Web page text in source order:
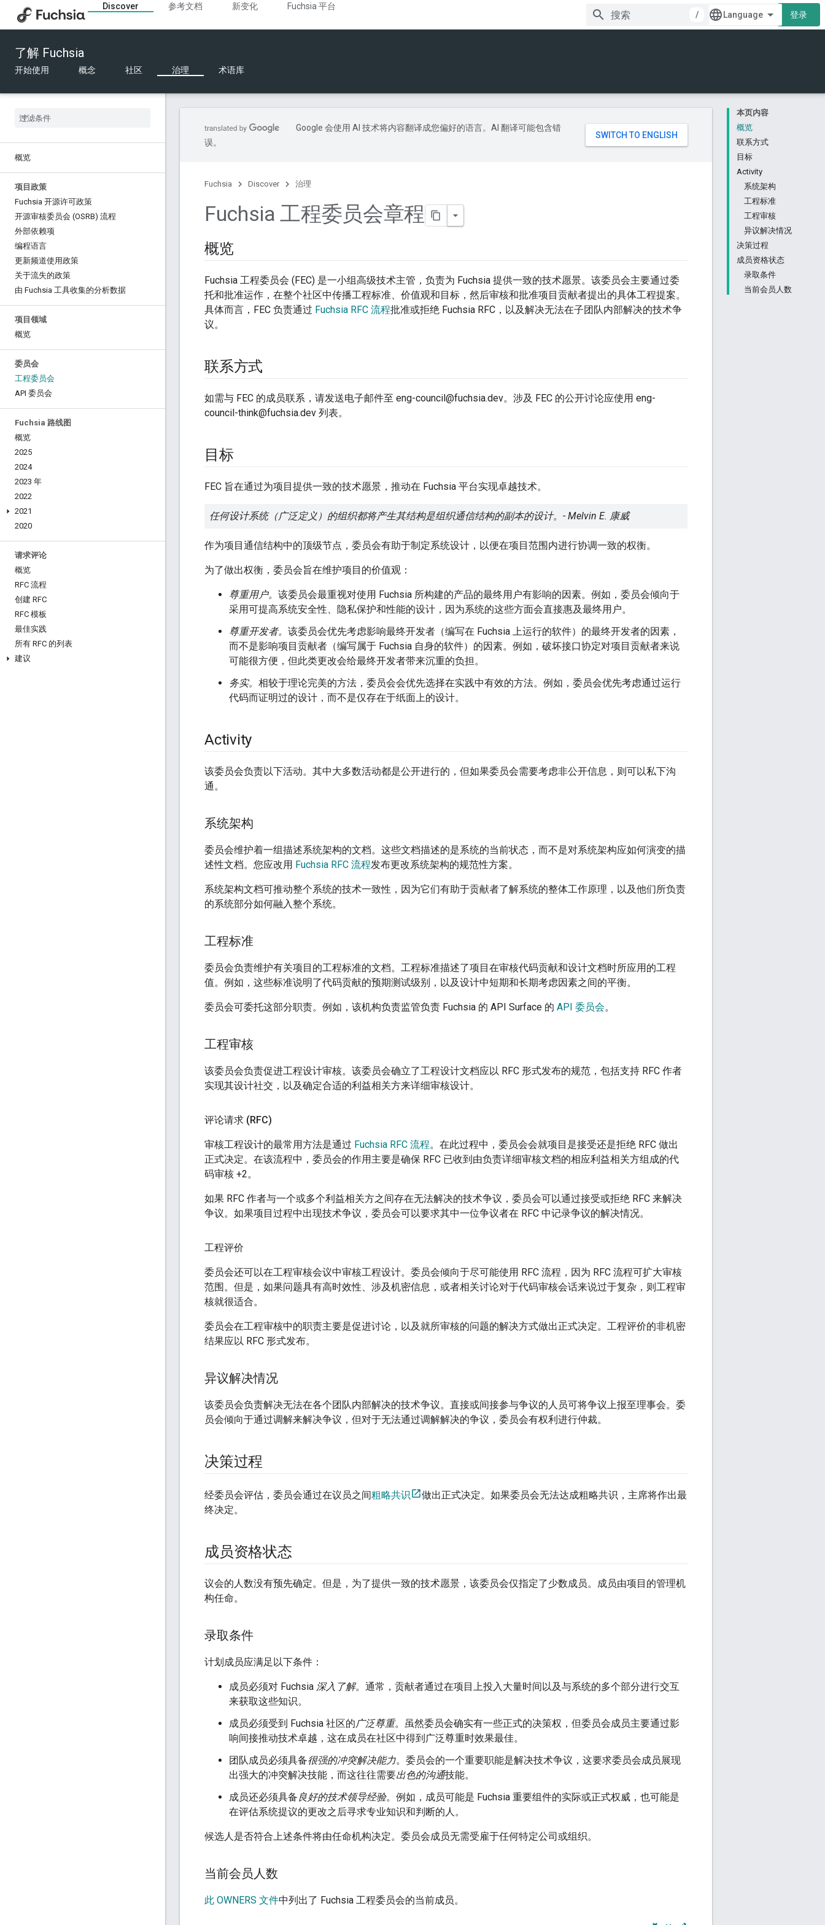
Discover 参考文档 新变化
Fuchsia 平台
/
登录
了解 Fuchsia
开始使用 概念 社区 治理 术语库
概览
项目政策
Fuchsia 开源许可政策
开源审核委员会 (OSRB) 流程
外部依赖项
编程语言
更新频道使用政策
关于流失的政策
由 Fuchsia 工具收集的分析数据
项目领域
概览
委员会
工程委员会
API 委员会
Fuchsia 路线图
概览
2025
2024
2023 年
2022
2021
2020
请求评论
概览
RFC 流程
创建 RFC
RFC 模板
最佳实践
所有 RFC 的列表
建议
本页内容
概览
联系方式
目标
Activity
系统架构
工程标准
工程审核
异议解决情况
决策过程
成员资格状态
录取条件
当前会员人数
Google 会使用 AI 技术将内容翻译成您偏好的语言。AI 翻译可能包含错
误。
Fuchsia Discover 治理
Fuchsia 工程委员会章程
概览
Fuchsia 工程委员会 (FEC) 是一小组高级技术主管，负责为 Fuchsia 提供一致的技术愿景。该委员会主要通过委
托和批准运作，在整个社区中传播工程标准、价值观和目标，然后审核和批准项目贡献者提出的具体工程提案。
具体而言，FEC 负责通过 Fuchsia RFC 流程批准或拒绝 Fuchsia RFC，以及解决无法在子团队内部解决的技术争
议。
联系方式
如需与 FEC 的成员联系，请发送电子邮件至 eng-council@fuchsia.dev。涉及 FEC 的公开讨论应使用 eng-
council-think@fuchsia.dev 列表。
目标
FEC 旨在通过为项目提供一致的技术愿景，推动在 Fuchsia 平台实现卓越技术。
任何设计系统（广泛定义）的组织都将产生其结构是组织通信结构的副本的设计。- Melvin E. 康威
作为项目通信结构中的顶级节点，委员会有助于制定系统设计，以便在项目范围内进行协调一致的权衡。
为了做出权衡，委员会旨在维护项目的价值观：
尊重用户。 该委员会最重视对使用 Fuchsia 所构建的产品的最终用户有影响的因素。例如，委员会倾向于
采用可提高系统安全性、隐私保护和性能的设计，因为系统的这些方面会直接惠及最终用户。
尊重开发者。 该委员会优先考虑影响最终开发者（编写在 Fuchsia 上运行的软件）的最终开发者的因素，
而不是影响项目贡献者（编写属于 Fuchsia 自身的软件）的因素。例如，破坏接口协定对项目贡献者来说
可能很方便，但此类更改会给最终开发者带来沉重的负担。
务实。 相较于理论完美的方法，委员会会优先选择在实践中有效的方法。例如，委员会优先考虑通过运行
代码而证明过的设计，而不是仅存在于纸面上的设计。
Activity
该委员会负责以下活动。其中大多数活动都是公开进行的，但如果委员会需要考虑非公开信息，则可以私下沟
通。
系统架构
委员会维护着一组描述系统架构的文档。这些文档描述的是系统的当前状态，而不是对系统架构应如何演变的描
述性文档。您应改用 Fuchsia RFC 流程发布更改系统架构的规范性方案。
系统架构文档可推动整个系统的技术一致性，因为它们有助于贡献者了解系统的整体工作原理，以及他们所负责
的系统部分如何融入整个系统。
工程标准
委员会负责维护有关项目的工程标准的文档。工程标准描述了项目在审核代码贡献和设计文档时所应用的工程
值。例如，这些标准说明了代码贡献的预期测试级别，以及设计中短期和长期考虑因素之间的平衡。
委员会可委托这部分职责。例如，该机构负责监管负责 Fuchsia 的 API Surface 的 API 委员会。
工程审核
该委员会负责促进工程设计审核。该委员会确立了工程设计文档应以 RFC 形式发布的规范，包括支持 RFC 作者
实现其设计社交，以及确定合适的利益相关方来详细审核设计。
评论请求 (RFC)
审核工程设计的最常用方法是通过 Fuchsia RFC 流程。在此过程中，委员会会就项目是接受还是拒绝 RFC 做出
正式决定。在该流程中，委员会的作用主要是确保 RFC 已收到由负责详细审核文档的相应利益相关方组成的代
码审核 +2。
如果 RFC 作者与一个或多个利益相关方之间存在无法解决的技术争议，委员会可以通过接受或拒绝 RFC 来解决
争议。如果项目过程中出现技术争议，委员会可以要求其中一位争议者在 RFC 中记录争议的解决情况。
工程评价
委员会还可以在工程审核会议中审核工程设计。委员会倾向于尽可能使用 RFC 流程，因为 RFC 流程可扩大审核
范围。但是，如果问题具有高时效性、涉及机密信息，或者相关讨论对于代码审核会话来说过于复杂，则工程审
核就很适合。
委员会在工程审核中的职责主要是促进讨论，以及就所审核的问题的解决方式做出正式决定。工程评价的非机密
结果应以 RFC 形式发布。
异议解决情况
该委员会负责解决无法在各个团队内部解决的技术争议。直接或间接参与争议的人员可将争议上报至理事会。委
员会倾向于通过调解来解决争议，但对于无法通过调解解决的争议，委员会有权利进行仲裁。
决策过程
经委员会评估，委员会通过在议员之间粗略共识
做出正式决定。如果委员会无法达成粗略共识，主席将作出最
终决定。
成员资格状态
议会的人数没有预先确定。但是，为了提供一致的技术愿景，该委员会仅指定了少数成员。成员由项目的管理机
构任命。
录取条件
计划成员应满足以下条件：
成员必须对 Fuchsia 深入了解。通常，贡献者通过在项目上投入大量时间以及与系统的多个部分进行交互
来获取这些知识。
成员必须受到 Fuchsia 社区的广泛尊重。虽然委员会确实有一些正式的决策权，但委员会成员主要通过影
响间接推动技术卓越，这在成员在社区中得到广泛尊重时效果最佳。
团队成员必须具备很强的冲突解决能力。委员会的一个重要职能是解决技术争议，这要求委员会成员展现
出强大的冲突解决技能，而这往往需要出色的沟通技能。
成员还必须具备良好的技术领导经验。例如，成员可能是 Fuchsia 重要组件的实际或正式权威，也可能是
在评估系统提议的更改之后寻求专业知识和判断的人。
候选人是否符合上述条件将由任命机构决定。委员会成员无需受雇于任何特定公司或组织。
当前会员人数
此 OWNERS 文件中列出了 Fuchsia 工程委员会的当前成员。